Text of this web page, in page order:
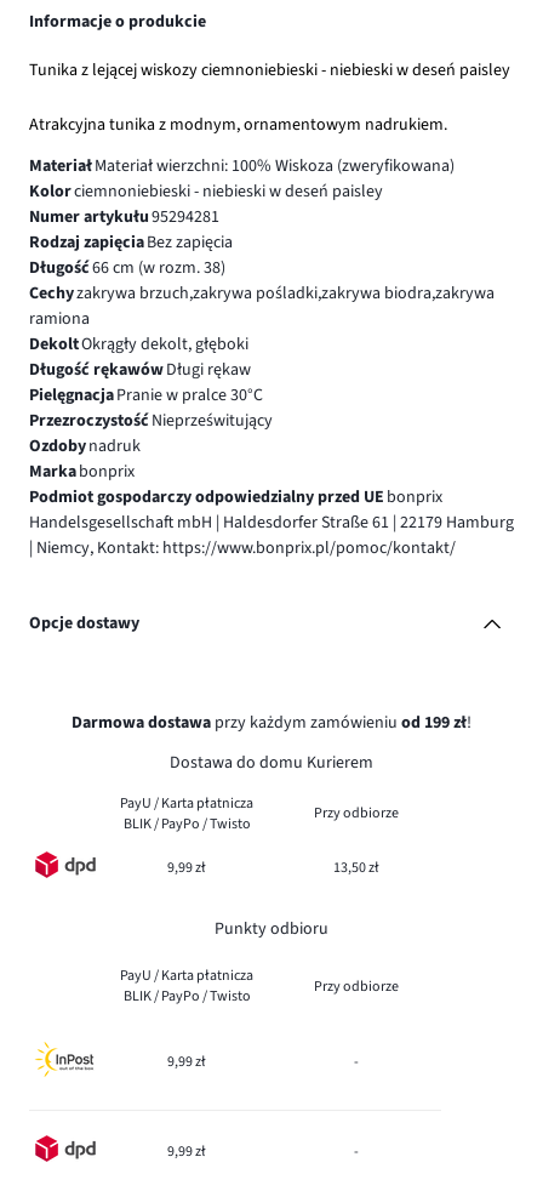
Informacje o produkcie
Tunika z lejącej wiskozy ciemnoniebieski - niebieski w deseń paisley
Atrakcyjna tunika z modnym, ornamentowym nadrukiem.
MateriałMateriał wierzchni: 100% Wiskoza (zweryfikowana)
Kolorciemnoniebieski - niebieski w deseń paisley
Numer artykułu95294281
Rodzaj zapięciaBez zapięcia
Długość66 cm (w rozm. 38)
Cechyzakrywa brzuch,zakrywa pośladki,zakrywa biodra,zakrywa
ramiona
DekoltOkrągły dekolt, głęboki
Długość rękawówDługi rękaw
PielęgnacjaPranie w pralce 30°C
PrzezroczystośćNieprześwitujący
Ozdobynadruk
Markabonprix
Podmiot gospodarczy odpowiedzialny przed UE bonprix
Handelsgesellschaft mbH | Haldesdorfer Straße 61 | 22179 Hamburg
| Niemcy, Kontakt: https://www.bonprix.pl/pomoc/kontakt/
Opcje dostawy
Darmowa dostawa przy każdym zamówieniu od 199 zł!
Dostawa do domu Kurierem
PayU / Karta płatnicza
BLIK / PayPo / Twisto
Przy odbiorze
9,99 zł 13,50 zł
Punkty odbioru
PayU / Karta płatnicza
BLIK / PayPo / Twisto
Przy odbiorze
9,99 zł -
9,99 zł -